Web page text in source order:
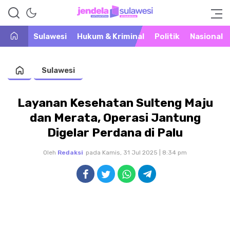
Jendela Sulawesi
Warta Peristiwa di Khatulistiwa
Sulawesi
Hukum & Kriminal Politik Nasional
Sulawesi
Layanan Kesehatan Sulteng Maju
dan Merata, Operasi Jantung
Digelar Perdana di Palu
Oleh Redaksi pada Kamis, 31 Jul 2025 | 8:34 pm